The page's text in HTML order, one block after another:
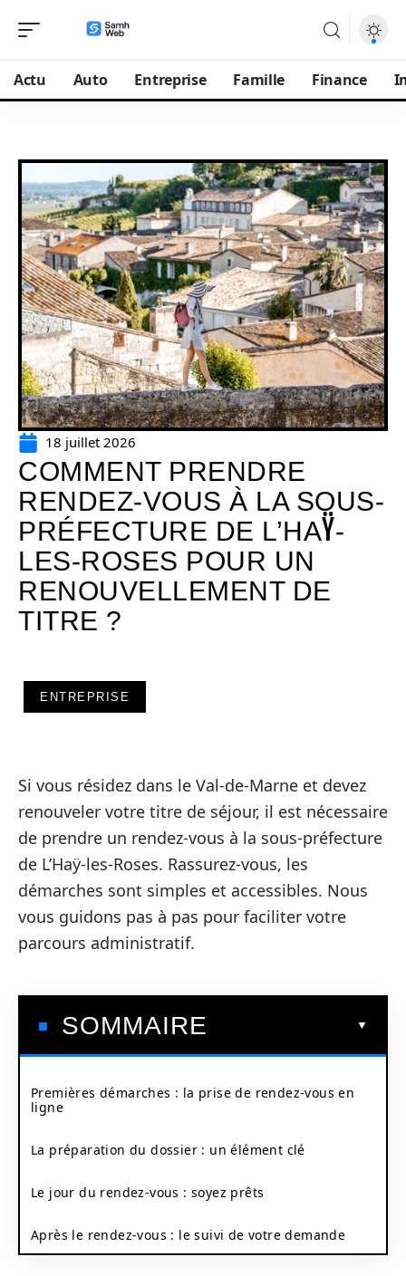
Actu Auto Entreprise Famille Finance
18 juillet 2026
COMMENT PRENDRE
RENDEZ-VOUS À LA SOUS-
PRÉFECTURE DE L’HAŸ-
LES-ROSES POUR UN
RENOUVELLEMENT DE
TITRE ?
ENTREPRISE
Si vous résidez dans le Val-de-Marne et devez
renouveler votre titre de séjour, il est nécessaire
de prendre un rendez-vous à la sous-préfecture
de L’Haÿ-les-Roses. Rassurez-vous, les
démarches sont simples et accessibles. Nous
vous guidons pas à pas pour faciliter votre
parcours administratif.
SOMMAIRE
Premières démarches : la prise de rendez-vous en
ligne
La préparation du dossier : un élément clé
Le jour du rendez-vous : soyez prêts
Après le rendez-vous : le suivi de votre demande